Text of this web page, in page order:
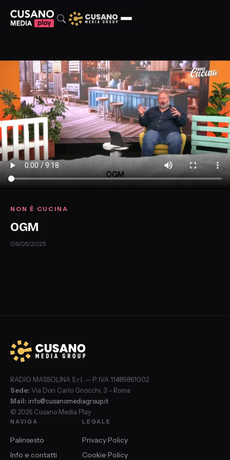
NON È CUCINA
OGM
09/05/2025
RADIO MASSOLINA S.r.l. — P. IVA 11489861002
Sede: Via Don Carlo Gnocchi, 3 – Roma
Mail: info@cusanomediagroup.it
© 2026 Cusano Media Play
NAVIGA
Palinsesto
Info e contatti
LEGALE
Privacy Policy
Cookie Policy